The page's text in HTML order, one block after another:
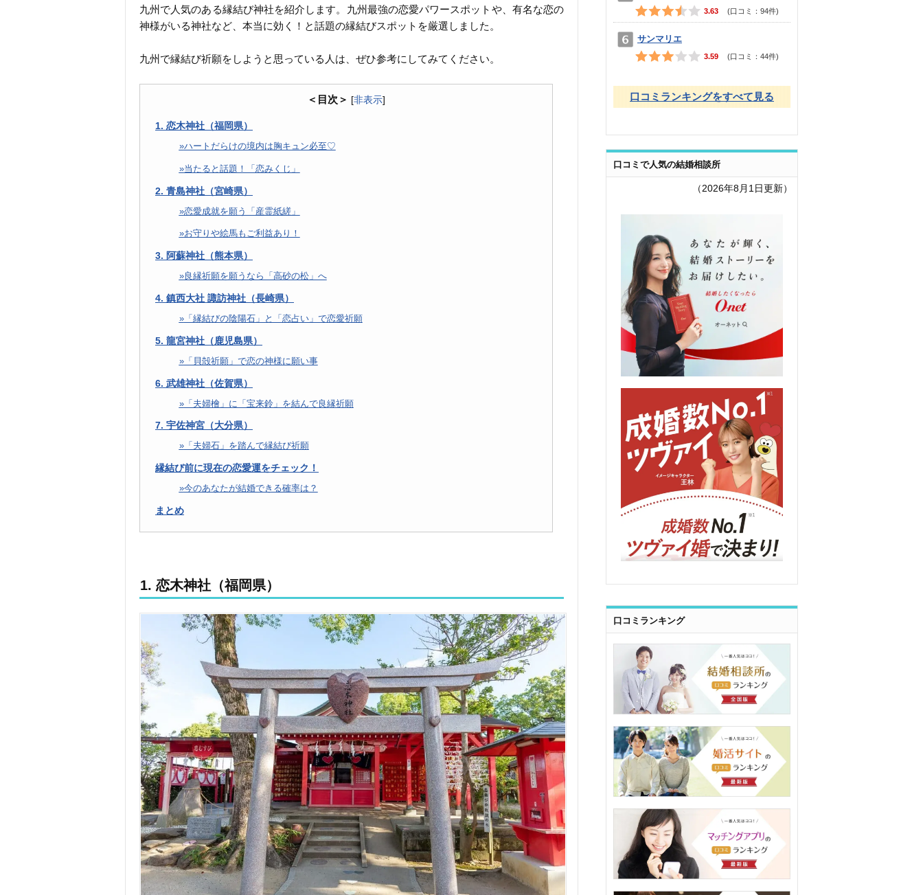
九州で人気のある縁結び神社を紹介します。九州最強の恋愛パワースポットや、有名な恋の
神様がいる神社など、本当に効く！と話題の縁結びスポットを厳選しました。
九州で縁結び祈願をしようと思っている人は、ぜひ参考にしてみてください。
＜目次＞ [非表示]
1. 恋木神社（福岡県）
ハートだらけの境内は胸キュン必至♡
当たると話題！「恋みくじ」
2. 青島神社（宮崎県）
恋愛成就を願う「産霊紙縒」
お守りや絵馬もご利益あり！
3. 阿蘇神社（熊本県）
良縁祈願を願うなら「高砂の松」へ
4. 鎮西大社 諏訪神社（長崎県）
「縁結びの陰陽石」と「恋占い」で恋愛祈願
5. 龍宮神社（鹿児島県）
「貝殻祈願」で恋の神様に願い事
6. 武雄神社（佐賀県）
「夫婦檜」に「宝来鈴」を結んで良縁祈願
7. 宇佐神宮（大分県）
「夫婦石」を踏んで縁結び祈願
縁結び前に現在の恋愛運をチェック！
今のあなたが結婚できる確率は？
まとめ
1. 恋木神社（福岡県）
3.63 (口コミ： 94件)
サンマリエ
3.59 (口コミ： 44件)
口コミランキングをすべて見る
口コミで人気の結婚相談所
（2026年8月1日更新）
口コミランキング